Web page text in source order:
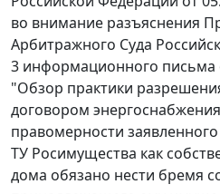
во внимание разъяснения
Арбитражного Суда
3 информационного письма
"Обзор практики
договором
правомерности
ТУ Росимущества как
дома обязано нести бремя